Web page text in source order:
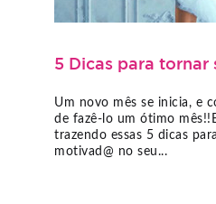
5 Dicas para tornar
Um novo mês se inicia, e
de fazê-lo um ótimo
trazendo essas 5 dicas
motivad@ no seu...